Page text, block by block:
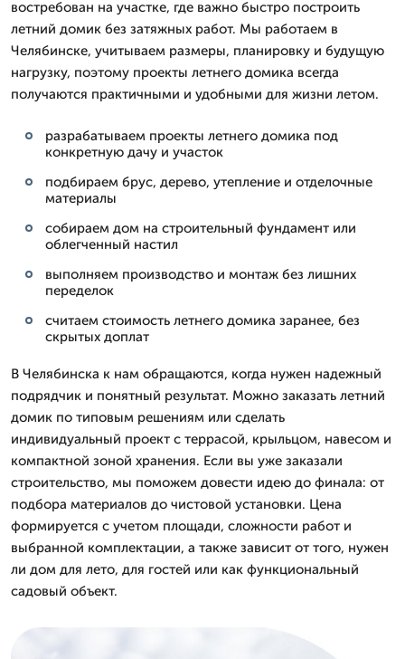
востребован на участке, где важно быстро построить
летний домик без затяжных работ. Мы работаем в
Челябинске, учитываем размеры, планировку и будущую
нагрузку, поэтому проекты летнего домика всегда
получаются практичными и удобными для жизни летом.
разрабатываем проекты летнего домика под
конкретную дачу и участок
подбираем брус, дерево, утепление и отделочные
материалы
собираем дом на строительный фундамент или
облегченный настил
выполняем производство и монтаж без лишних
переделок
считаем стоимость летнего домика заранее, без
скрытых доплат
В Челябинска к нам обращаются, когда нужен надежный
подрядчик и понятный результат. Можно заказать летний
домик по типовым решениям или сделать
индивидуальный проект с террасой, крыльцом, навесом и
компактной зоной хранения. Если вы уже заказали
строительство, мы поможем довести идею до финала: от
подбора материалов до чистовой установки. Цена
формируется с учетом площади, сложности работ и
выбранной комплектации, а также зависит от того, нужен
ли дом для лето, для гостей или как функциональный
садовый объект.